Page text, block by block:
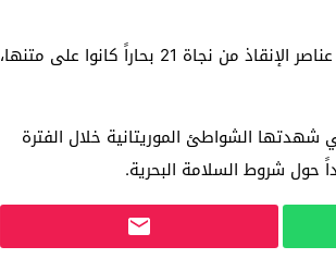
و أوضح المصدر أن التصادم تسبب في غرق الباخرة الموريتانية، حيث تمكن عناصر الإنقاذ من نجاة 21 بحاراً كانوا على متنها،
الشواطئ الموريتانية خلال الفترة
حول شروط السلامة البحرية.